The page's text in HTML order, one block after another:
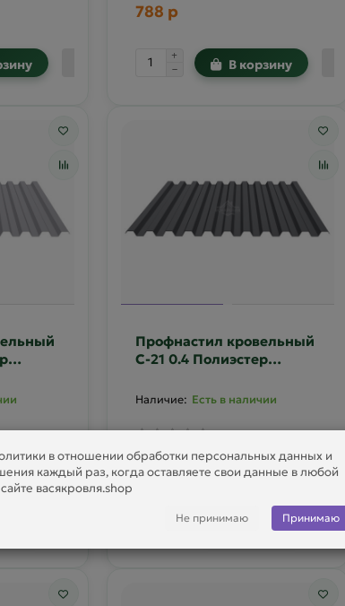
788 р
В корзину
Профнастил кровельный
С-21 0.4 Полиэстер
Есть в наличии
788 р
В корзину
в отношении обработки персональных данных и
каждый раз, когда оставляете свои данные в любой
васякровля.shop
Не принимаю Принимаю